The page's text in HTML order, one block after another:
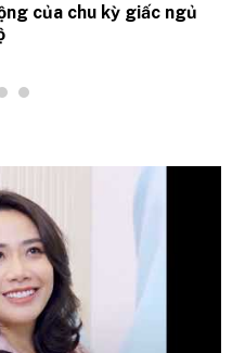
của chu kỳ giấc ngủ